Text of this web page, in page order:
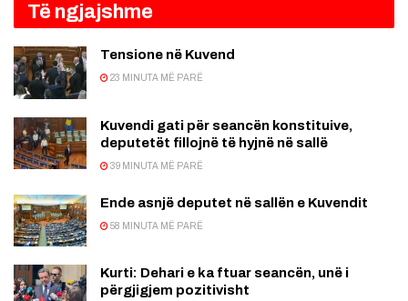
Të ngjajshme
Tensione në Kuvend
23 MINUTA MË PARË
Kuvendi gati për seancën konstituive,
deputetët fillojnë të hyjnë në sallë
39 MINUTA MË PARË
Ende asnjë deputet në sallën e Kuvendit
58 MINUTA MË PARË
Kurti: Dehari e ka ftuar seancën, unë i
përgjigjem pozitivisht